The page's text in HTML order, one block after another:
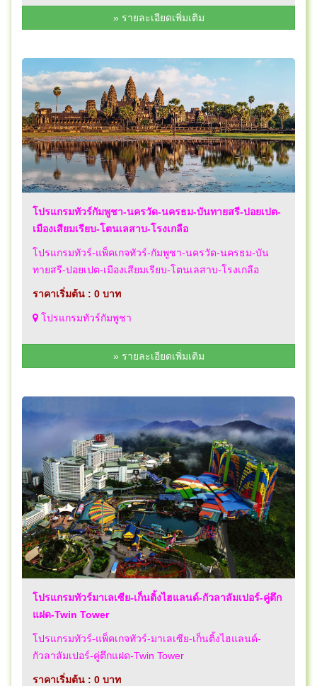
» รายละเอียดเพิ่มเติม
โปรแกรมทัวร์กัมพูชา-นครวัด-นครธม-บันทายสรี-ปอยเปต-
เมืองเสียมเรียบ-โตนเลสาบ-โรงเกลือ
โปรแกรมทัวร์-แพ็คเกจทัวร์-กัมพูชา-นครวัด-นครธม-บัน
ทายสรี-ปอยเปต-เมืองเสียมเรียบ-โตนเลสาบ-โรงเกลือ
ราคาเริ่มต้น : 0 บาท
โปรแกรมทัวร์กัมพูชา
» รายละเอียดเพิ่มเติม
โปรแกรมทัวร์มาเลเซีย-เก็นติ้งไฮแลนด์-กัวลาลัมเปอร์-คู่ตึก
แฝด-Twin Tower
โปรแกรมทัวร์-แพ็คเกจทัวร์-มาเลเซีย-เก็นติ้งไฮแลนด์-
กัวลาลัมเปอร์-คู่ตึกแฝด-Twin Tower
ราคาเริ่มต้น : 0 บาท